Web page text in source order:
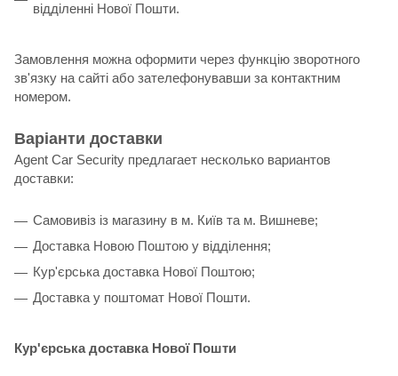
відділенні Нової Пошти.
Замовлення можна оформити через функцію зворотного
зв'язку на сайті або зателефонувавши за контактним
номером.
Варіанти доставки
Agent Car Security предлагает несколько вариантов
доставки:
Самовивіз із магазину в м. Київ та м. Вишневе;
Доставка Новою Поштою у відділення;
Кур'єрська доставка Нової Поштою;
Доставка у поштомат Нової Пошти.
Кур'єрська доставка Нової Пошти